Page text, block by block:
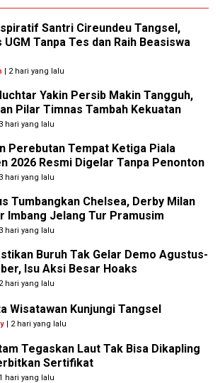
Santri Cireundeu Tangsel,
UGM Tanpa Tes dan Raih Beasiswa
| 2 hari yang lalu
Yakin Persib Makin Tangguh,
Pilar Timnas Tambah Kekuatan
hari yang lalu
Perebutan Tempat Ketiga Piala
2026 Resmi Digelar Tanpa Penonton
hari yang lalu
Tumbangkan Chelsea, Derby Milan
Imbang Jelang Tur Pramusim
hari yang lalu
Buruh Tak Gelar Demo Agustus-
Isu Aksi Besar Hoaks
hari yang lalu
Wisatawan Kunjungi Tangsel
| 2 hari yang lalu
Tegaskan Laut Tak Bisa Dikapling
Sertifikat
hari yang lalu